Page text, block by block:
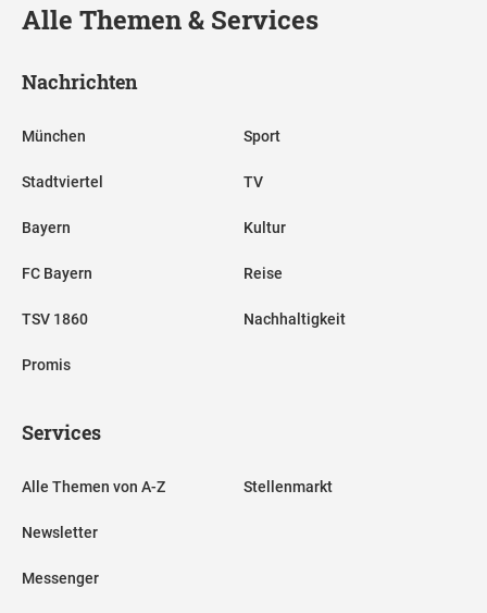
Alle Themen & Services
Nachrichten
München
Stadtviertel
Bayern
FC Bayern
TSV 1860
Promis
Sport
TV
Kultur
Reise
Nachhaltigkeit
Services
Alle Themen von A-Z
Newsletter
Messenger
Stellenmarkt